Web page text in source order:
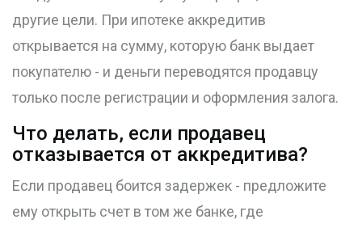
другие цели. При ипотеке аккредитив
открывается на сумму, которую банк выдает
покупателю - и деньги переводятся продавцу
только после регистрации и оформления залога.
Что делать, если продавец
отказывается от аккредитива?
Если продавец боится задержек - предложите
ему открыть счет в том же банке, где